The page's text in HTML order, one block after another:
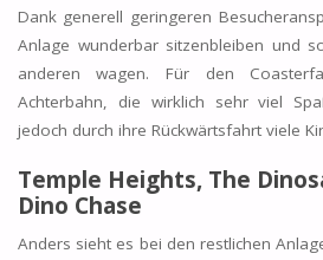
Dank generell geringeren
Anlage wunderbar sitzenbleiben und
anderen wagen. Für den
Achterbahn, die wirklich sehr viel
jedoch durch ihre Rückwärtsfahrt viele
Temple Heights, The
Dino Chase
Anders sieht es bei den restlichen